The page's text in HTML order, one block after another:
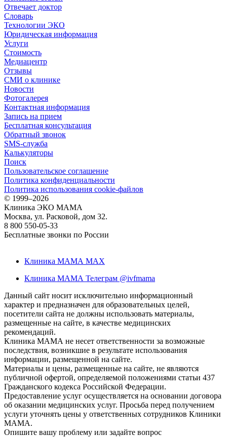
Отвечает доктор
Словарь
Технологии ЭКО
Юридическая информация
Услуги
Стоимость
Медиацентр
Отзывы
СМИ о клинике
Новости
Фотогалерея
Контактная информация
Запись на прием
Бесплатная консультация
Обратный звонок
SMS-служба
Калькуляторы
Поиск
Пользовательское соглашение
Политика конфиденциальности
Политика использования cookie-файлов
© 1999–2026
Клиника ЭКО МАМА
Москва, ул. Расковой, дом 32.
8 800 550-05-33
Бесплатные звонки по России
Клиника МАМА MAX
Клиника МАМА Телеграм @ivfmama
Данный сайт носит исключительно информационный
характер и предназначен для образовательных целей,
посетители сайта не должны использовать материалы,
размещенные на сайте, в качестве медицинских
рекомендаций.
Клиника МАМА не несет ответственности за возможные
последствия, возникшие в результате использования
информации, размещенной на сайте.
Материалы и цены, размещенные на сайте, не являются
публичной офертой, определяемой положениями статьи 437
Гражданского кодекса Российской Федерации.
Предоставление услуг осуществляется на основании договора
об оказании медицинских услуг. Просьба перед получением
услуги уточнять цены у ответственных сотрудников Клиники
МАМА.
Опишите вашу проблему или задайте вопрос